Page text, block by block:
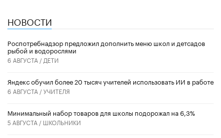
НОВОСТИ
Роспотребнадзор предложил дополнить меню школ и детсадов
рыбой и водорослями
6 АВГУСТА / ДЕТИ
​Яндекс обучил более 20 тысяч учителей использовать ИИ в работе
6 АВГУСТА /УЧИТЕЛЯ
Минимальный набор товаров для школы подорожал на 6,3%
5 АВГУСТА / ШКОЛЬНИКИ